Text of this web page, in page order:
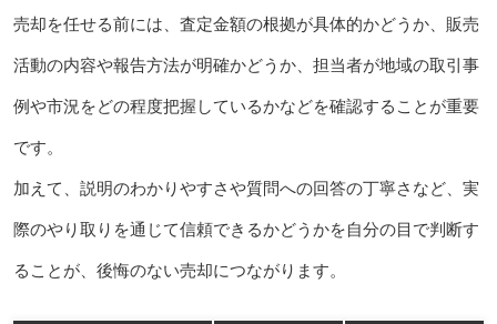
売却を任せる前には、査定金額の根拠が具体的かどうか、販売
活動の内容や報告方法が明確かどうか、担当者が地域の取引事
例や市況をどの程度把握しているかなどを確認することが重要
です。
加えて、説明のわかりやすさや質問への回答の丁寧さなど、実
際のやり取りを通じて信頼できるかどうかを自分の目で判断す
ることが、後悔のない売却につながります。